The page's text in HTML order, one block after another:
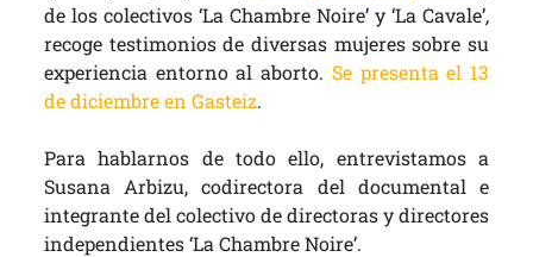
de los colectivos ‘La Chambre Noire’ y ‘La Cavale’,
recoge testimonios de diversas mujeres sobre su
experiencia entorno al aborto. Se presenta el 13
de diciembre en Gasteiz.
Para hablarnos de todo ello, entrevistamos a
Susana Arbizu, codirectora del documental e
integrante del colectivo de directoras y directores
independientes ‘La Chambre Noire’.